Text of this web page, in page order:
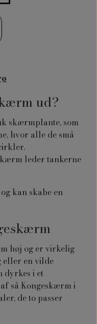
ud?
skærmplante, som
hvor alle de små
leder tankerne
kan skabe en
høj og er virkelig
eller en vilde
dyrkes i et
så Kongeskærm i
de to passer